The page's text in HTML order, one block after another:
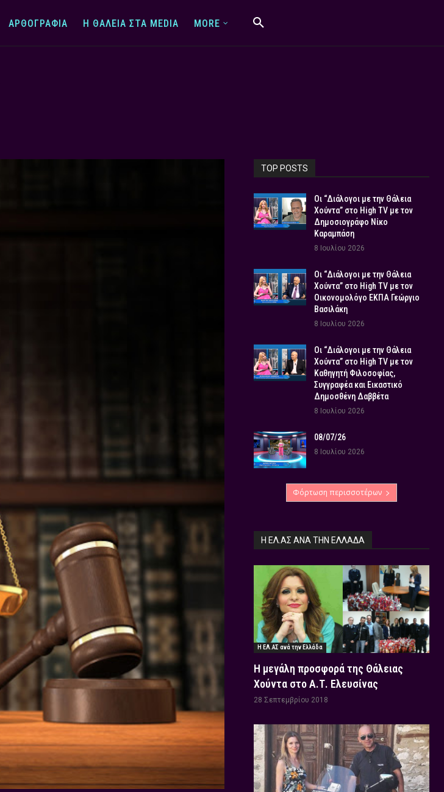
ΑΡΘΟΓΡΑΦΊΑ Η ΘΆΛΕΙΑ ΣΤΑ MEDIA MORE
TOP POSTS
Οι “Διάλογοι με την Θάλεια
Χούντα” στο High TV με τον
Δημοσιογράφο Νίκο
Καραμπάση
8 Ιουλίου 2026
Οι “Διάλογοι με την Θάλεια
Χούντα” στο High TV με τον
Οικονομολόγο ΕΚΠΑ Γεώργιο
Βασιλάκη
8 Ιουλίου 2026
Οι “Διάλογοι με την Θάλεια
Χούντα” στο High TV με τον
Καθηγητή Φιλοσοφίας,
Συγγραφέα και Εικαστικό
Δημοσθένη Δαββέτα
8 Ιουλίου 2026
08/07/26
8 Ιουλίου 2026
Φόρτωση περισσοτέρων
Η ΕΛ.ΑΣ ΑΝΆ ΤΗΝ ΕΛΛΆΔΑ
Η ΕΛ.ΑΣ ανά την Ελλάδα
Η μεγάλη προσφορά της Θάλειας
Χούντα στο Α.Τ. Ελευσίνας
28 Σεπτεμβρίου 2018